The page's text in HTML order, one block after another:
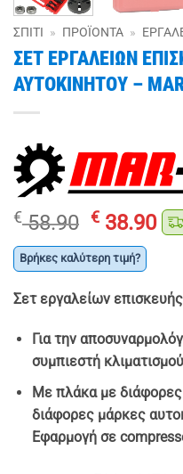
ΣΠΊΤΙ » ΠΡΟΪΌΝΤΑ »
ΣΕΤ ΕΡΓΑΛΕΙΩΝ
ΑΥΤΟΚΙΝΗΤΟΥ –
€58.90 Original
price
was:
€ 38.90Η
€
Βρήκες καλύτερη τιμή?
Σετ εργαλείων
Για την
συμπιεστή κλιματισμού
Με πλάκα με
διάφορες μάρκες
Εφαρμογή σε